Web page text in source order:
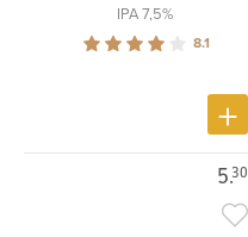
IPA 7,5%
8.1
5.30